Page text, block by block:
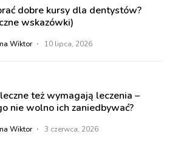
dobre kursy dla dentystów?
wskazówki)
Wiktor 10 lipca, 2026
też wymagają leczenia –
nie wolno ich zaniedbywać?
Wiktor 3 czerwca, 2026